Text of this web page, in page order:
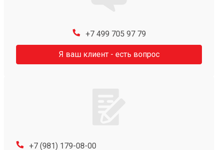
+7 499 705 97 79
Я ваш клиент - есть вопрос
+7 (981) 179-08-00